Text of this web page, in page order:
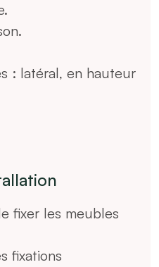
: latéral, en hauteur
fixer les meubles
fixations